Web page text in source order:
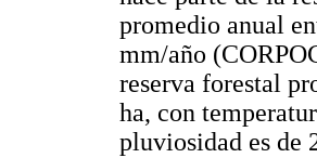
promedio anual
mm/año
reserva forestal
ha, con
pluviosidad es de